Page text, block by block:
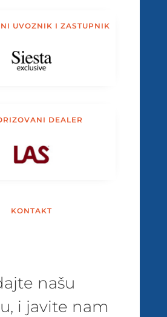
UVOZNIK I ZASTUPNIK
DEALER
KONTAKT
našu
i javite nam